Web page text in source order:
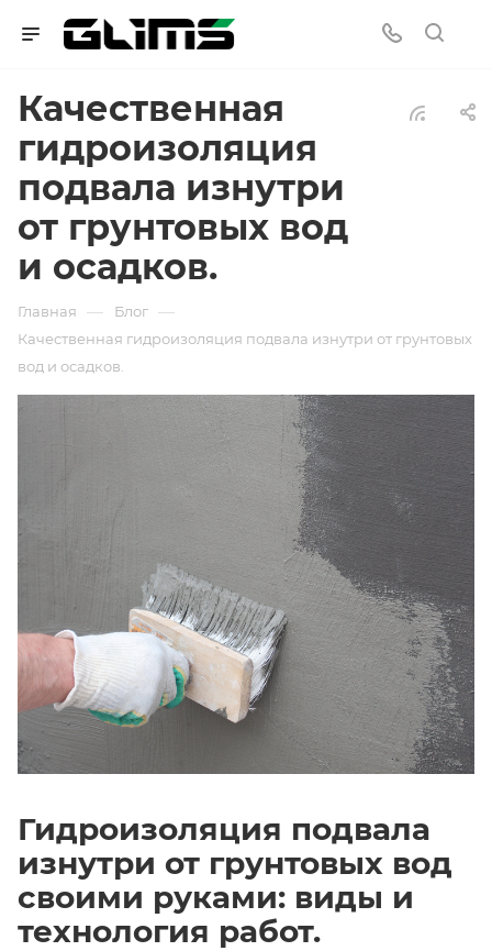
Качественная
гидроизоляция
подвала изнутри
от грунтовых вод
и осадков.
Главная — Блог —
Качественная гидроизоляция подвала изнутри от грунтовых
вод и осадков.
Гидроизоляция подвала
изнутри от грунтовых вод
своими руками: виды и
технология работ.